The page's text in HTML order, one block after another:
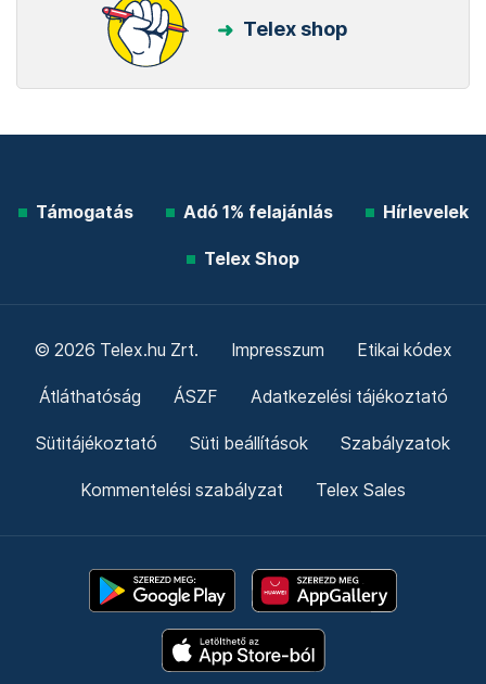
Telex shop
Támogatás Adó 1% felajánlás Hírlevelek
Telex Shop
© 2026 Telex.hu Zrt. Impresszum Etikai kódex
Átláthatóság ÁSZF Adatkezelési tájékoztató
Sütitájékoztató Süti beállítások Szabályzatok
Kommentelési szabályzat Telex Sales